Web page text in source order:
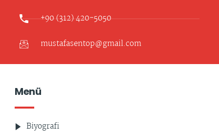
+90 (312) 420-5050
mustafasentop@gmail.com
Menü
Biyografi